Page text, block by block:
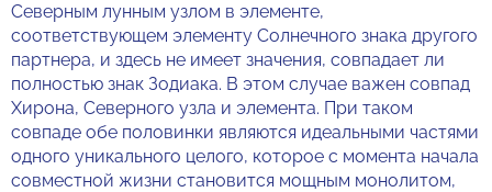
Северным лунным узлом в элементе,
соответствующем элементу Солнечного знака другого
партнера, и здесь не имеет значения, совпадает ли
полностью знак Зодиака. В этом случае важен совпад
Хирона, Северного узла и элемента. При таком
совпаде обе половинки являются идеальными частями
одного уникального целого, которое с момента начала
совместной жизни становится мощным монолитом,